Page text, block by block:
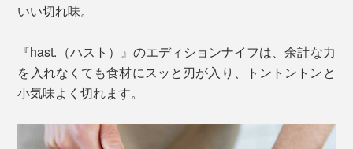
いい切れ味。
『hast.（ハスト）』のエディションナイフは、余計な力
を入れなくても食材にスッと刃が入り、トントントンと
小気味よく切れます。